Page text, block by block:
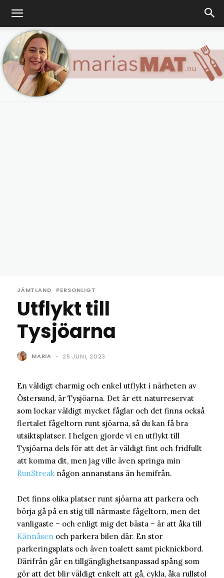
JÄMTLAND PERSONLIGT
Utflykt till
Tysjöarna
MARIA - 25 JUNI, 2023
En väldigt charmig och enkel utflykt i närheten av
Östersund, är Tysjöarna. Det är ett naturreservat
som lockar väldigt mycket fåglar och det finns också
flertalet fågeltorn runt sjöarna, så du kan få bra
utsiktsplatser. I helgen gjorde vi en utflykt till
Tysjöarna dels för att det är väldigt fint och fridfullt
att komma dit, men jag ville även springa min
RunStreak någon annanstans än hemifrån.
Det finns olika platser runt sjöarna att parkera och
börja gå på en stig till närmaste fågeltorn, men det
vanligaste – och enligt mig det bästa – är att åka till
Kännåsen och parkera bilen där. En stor
parkeringsplats och även toalett samt picknickbord.
Därifrån går en tillgänglighetsanpassad spång som
gör att det blir väldigt enkelt att gå, cykla, åka rullstol